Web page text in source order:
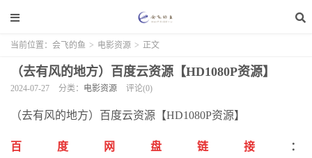
当前位置： 会飞的鱼 > 电影资源 > 正文
（去有风的地方）百度云资源【HD1080P资源】
2024-07-27 分类： 电影资源 评论(0)
（去有风的地方）百度云资源【HD1080P资源】
百度网盘链接
：